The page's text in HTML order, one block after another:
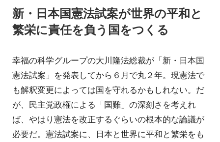
新・日本国憲法試案が世界の平和と
繁栄に責任を負う国をつくる
幸福の科学グループの大川隆法総裁が「新・日本国
憲法試案」を発表してから６月で丸２年。現憲法で
も解釈変更によっては国を守れるかもしれない。だ
が、民主党政権による「国難」の深刻さを考えれ
ば、やはり憲法を改正するぐらいの根本的な論議が
必要だ。憲法試案に、日本と世界に平和と繁栄をも